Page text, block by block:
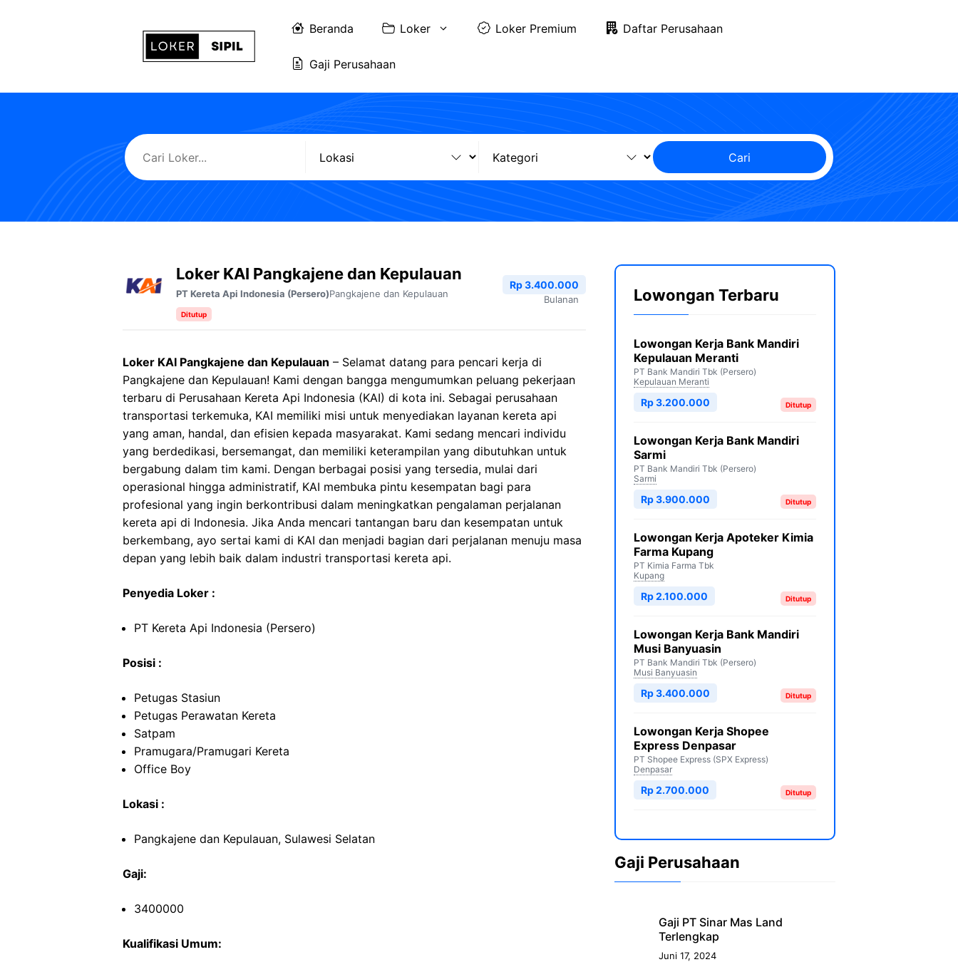
Beranda Loker Loker Premium Daftar Perusahaan
Gaji Perusahaan
Cari
Loker KAI Pangkajene dan Kepulauan
PT Kereta Api Indonesia (Persero)Pangkajene dan Kepulauan
Ditutup
Rp 3.400.000
Bulanan
Loker KAI Pangkajene dan Kepulauan – Selamat datang para pencari kerja di
Pangkajene dan Kepulauan! Kami dengan bangga mengumumkan peluang pekerjaan
terbaru di Perusahaan Kereta Api Indonesia (KAI) di kota ini. Sebagai perusahaan
transportasi terkemuka, KAI memiliki misi untuk menyediakan layanan kereta api
yang aman, handal, dan efisien kepada masyarakat. Kami sedang mencari individu
yang berdedikasi, bersemangat, dan memiliki keterampilan yang dibutuhkan untuk
bergabung dalam tim kami. Dengan berbagai posisi yang tersedia, mulai dari
operasional hingga administratif, KAI membuka pintu kesempatan bagi para
profesional yang ingin berkontribusi dalam meningkatkan pengalaman perjalanan
kereta api di Indonesia. Jika Anda mencari tantangan baru dan kesempatan untuk
berkembang, ayo sertai kami di KAI dan menjadi bagian dari perjalanan menuju masa
depan yang lebih baik dalam industri transportasi kereta api.
Penyedia Loker :
PT Kereta Api Indonesia (Persero)
Posisi :
Petugas Stasiun
Petugas Perawatan Kereta
Satpam
Pramugara/Pramugari Kereta
Office Boy
Lokasi :
Pangkajene dan Kepulauan, Sulawesi Selatan
Gaji:
3400000
Kualifikasi Umum:
Lowongan Terbaru
Lowongan Kerja Bank Mandiri
Kepulauan Meranti
PT Bank Mandiri Tbk (Persero)
Kepulauan Meranti
Ditutup
Rp 3.200.000
Lowongan Kerja Bank Mandiri
Sarmi
PT Bank Mandiri Tbk (Persero)
Sarmi
Ditutup
Rp 3.900.000
Lowongan Kerja Apoteker Kimia
Farma Kupang
PT Kimia Farma Tbk
Kupang
Ditutup
Rp 2.100.000
Lowongan Kerja Bank Mandiri
Musi Banyuasin
PT Bank Mandiri Tbk (Persero)
Musi Banyuasin
Ditutup
Rp 3.400.000
Lowongan Kerja Shopee
Express Denpasar
PT Shopee Express (SPX Express)
Denpasar
Ditutup
Rp 2.700.000
Gaji Perusahaan
Gaji PT Sinar Mas Land
Terlengkap
Juni 17, 2024